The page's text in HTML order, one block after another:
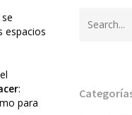
espacios
:
para